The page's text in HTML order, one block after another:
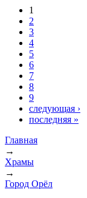
Страницы
1
2
3
4
5
6
7
8
9
следующая ›
последняя »
Вы здесь
Главная
→
Храмы
→
Город Орёл